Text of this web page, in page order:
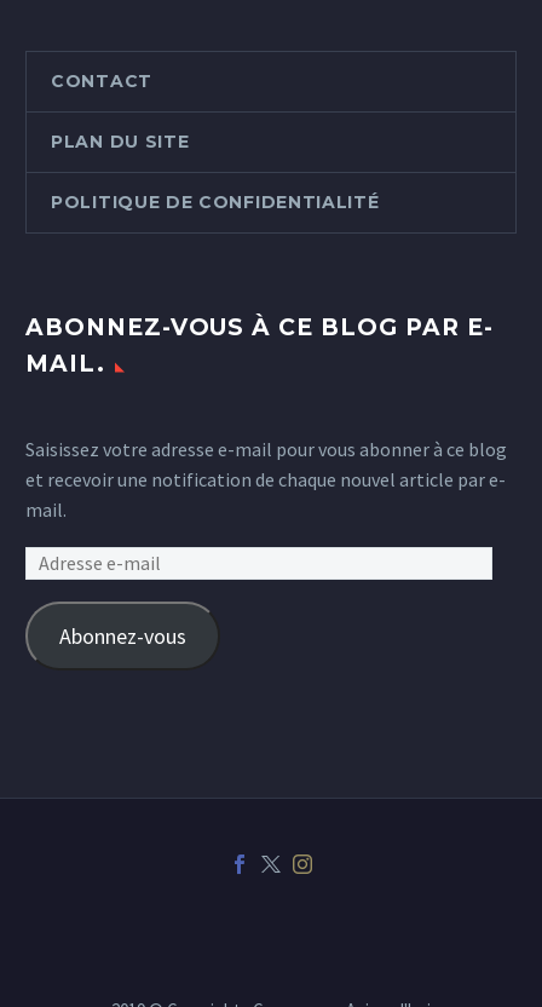
CONTACT
PLAN DU SITE
POLITIQUE DE CONFIDENTIALITÉ
ABONNEZ-VOUS À CE BLOG PAR E-
MAIL.
Saisissez votre adresse e-mail pour vous abonner à ce blog
et recevoir une notification de chaque nouvel article par e-
mail.
Adresse
mail
Abonnez-vous